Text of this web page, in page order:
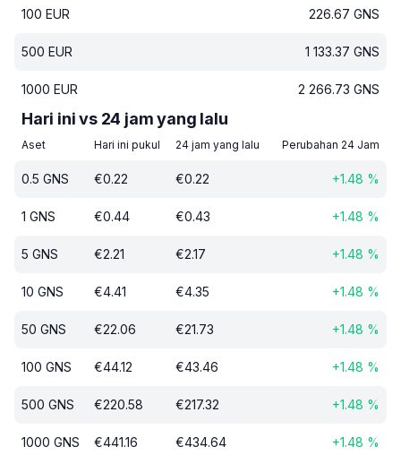
100 EUR 226.67 GNS
500 EUR 1 133.37 GNS
1000 EUR 2 266.73 GNS
Hari ini vs 24 jam yang lalu
Aset Hari ini pukul 24 jam yang lalu Perubahan 24 Jam
0.5 GNS €0.22 €0.22 +1.48 %
1 GNS €0.44 €0.43 +1.48 %
5 GNS €2.21 €2.17 +1.48 %
10 GNS €4.41 €4.35 +1.48 %
50 GNS €22.06 €21.73 +1.48 %
100 GNS €44.12 €43.46 +1.48 %
500 GNS €220.58 €217.32 +1.48 %
1000 GNS €441.16 €434.64 +1.48 %